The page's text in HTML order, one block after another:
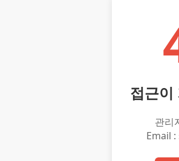
접근이
관리
Email